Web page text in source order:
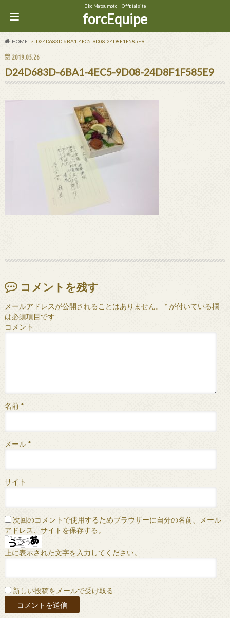
Eiko Matsumoto Official site
forcEquipe
HOME D24D683D-6BA1-4EC5-9D08-24D8F1F585E9
2019.05.26
D24D683D-6BA1-4EC5-9D08-24D8F1F585E9
コメントを残す
メールアドレスが公開されることはありません。 *が付いている欄
は必須項目です
コメント
名前 *
メール *
サイト
次回のコメントで使用するためブラウザーに自分の名前、メール
アドレス、サイトを保存する。
上に表示された文字を入力してください。
新しい投稿をメールで受け取る